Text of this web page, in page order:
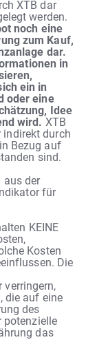
XTB dar
werden.
noch eine
zum Kauf,
dar.
in
ein in
oder eine
Idee
wird. XTB
indirekt durch
Bezug auf
sind.
aus der
für
KEINE
Kosten
Die
verringern,
die auf eine
des
potenzielle
das